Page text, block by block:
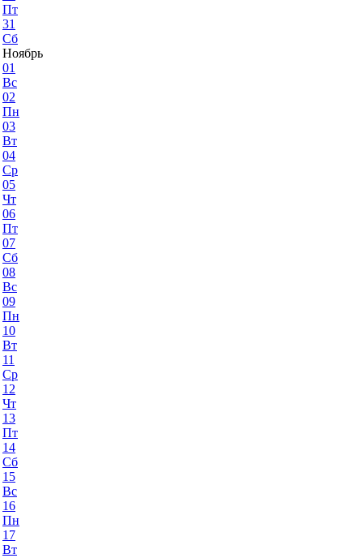
Пт
31
Сб
Ноябрь
01
Вс
02
Пн
03
Вт
04
Ср
05
Чт
06
Пт
07
Сб
08
Вс
09
Пн
10
Вт
11
Ср
12
Чт
13
Пт
14
Сб
15
Вс
16
Пн
17
Вт